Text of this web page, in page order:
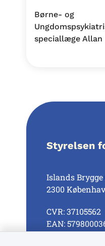
Børne- og
speciallæge Allan
Styrelsen
Islands Brygge
2300
CVR: 37105562
EAN: